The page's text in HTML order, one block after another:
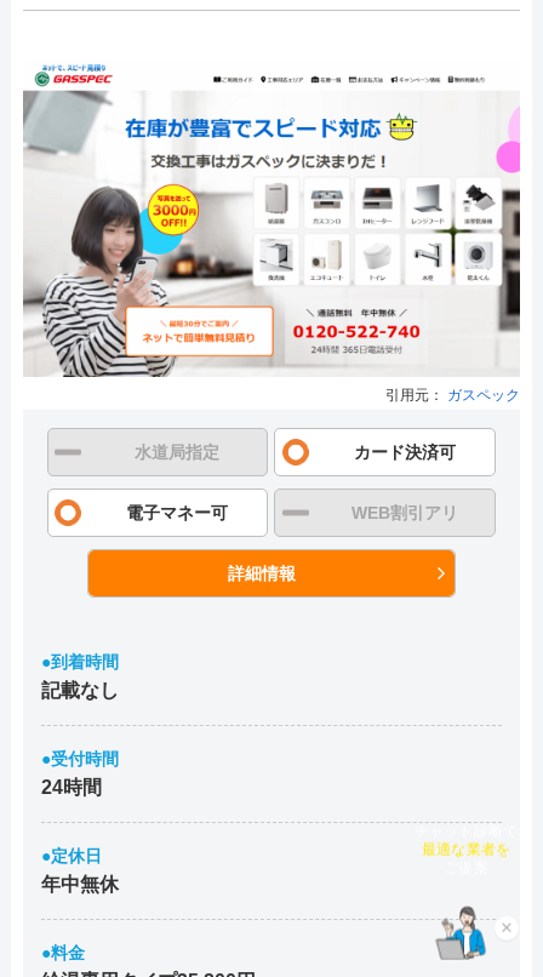
引用元： ガスペック
水道局指定 カード決済可
電子マネー可 WEB割引アリ
詳細情報
●到着時間
記載なし
●受付時間
24時間
●定休日
年中無休
●料金
×
最適な業者を